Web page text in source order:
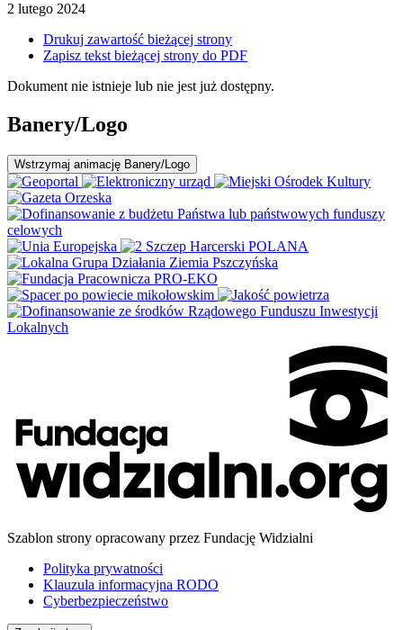
2 lutego 2024
Drukuj zawartość bieżącej strony
Zapisz tekst bieżącej strony do PDF
Dokument nie istnieje lub nie jest już dostępny.
Banery/Logo
Wstrzymaj animację Banery/Logo
Szablon strony opracowany przez Fundację Widzialni
Polityka prywatności
Klauzula informacyjna RODO
Cyberbezpieczeństwo